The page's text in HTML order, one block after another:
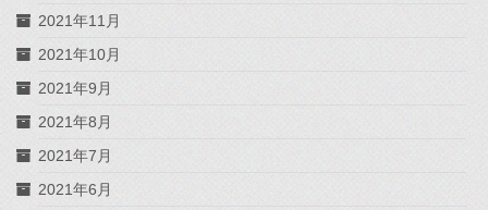
2021年11月
2021年10月
2021年9月
2021年8月
2021年7月
2021年6月